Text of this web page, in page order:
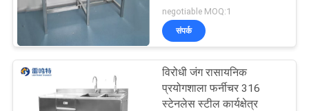
negotiable MOQ:1
संपर्क
विरोधी जंग रासायनिक
प्रयोगशाला फर्नीचर 316
स्टेनलेस स्टील कार्यक्षेत्र